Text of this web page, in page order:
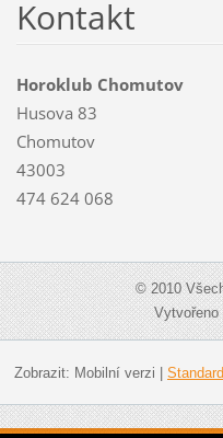
Kontakt
Horoklub Chomutov
Husova 83
Chomutov
43003
474 624 068
© 2010
Zobrazit: Mobilní verzi